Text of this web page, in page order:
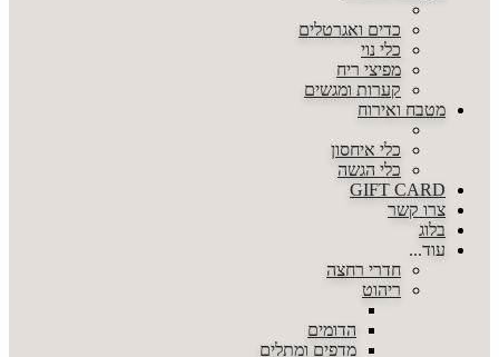
כדים ואגרטלים
כלי נוי
מפיצי ריח
קערות ומגשים
מטבח ואירוח
כלי איחסון
כלי הגשה
GIFT CARD
צרו קשר
בלוג
עוד...
חדרי רחצה
ריהוט
הדומים
מדפים ומתלים